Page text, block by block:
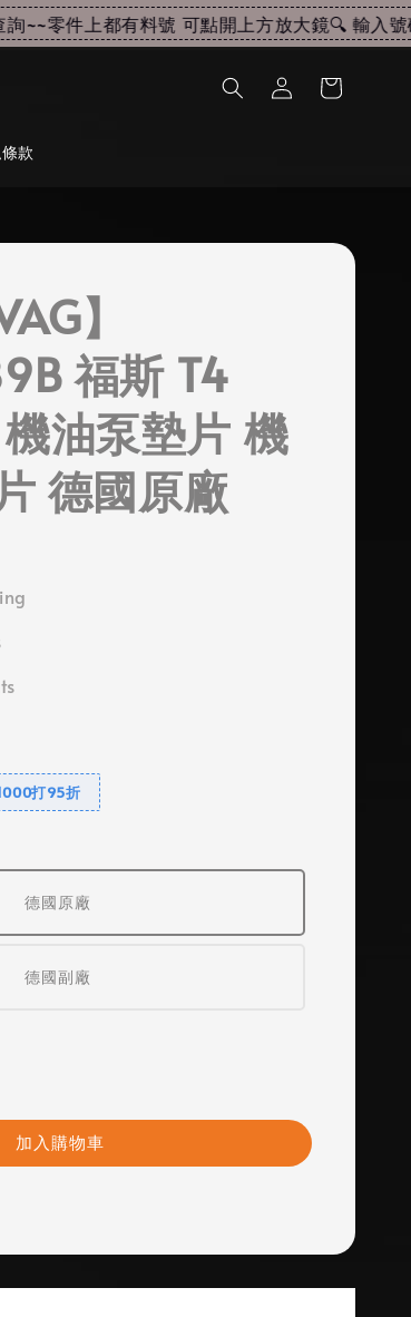
~~零件上都有料號 可點開上方放大鏡🔍 輸入號
款
】
福斯 T4
機油泵墊片 機
德國原廠
打95折
德國原廠
德國副廠
加入購物車